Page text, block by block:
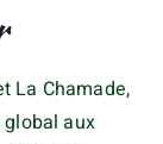
La Chamade,
global aux